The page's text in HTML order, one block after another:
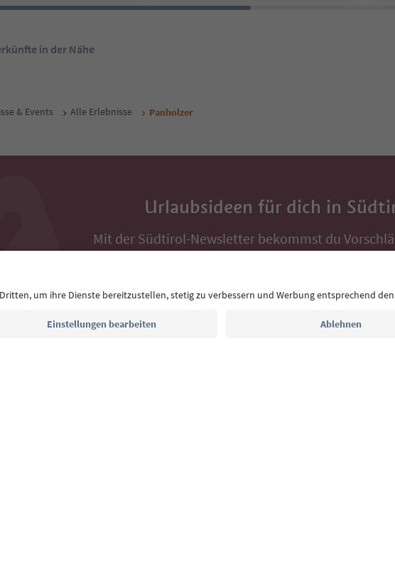
in der Nähe
& Events Alle Erlebnisse Panholzer
Urlaubsideen für dich in
Mit der Südtirol-Newsletter bekommst du
Auszeit, Veranstaltungs-Tipps und typische
E-Mail Adresse